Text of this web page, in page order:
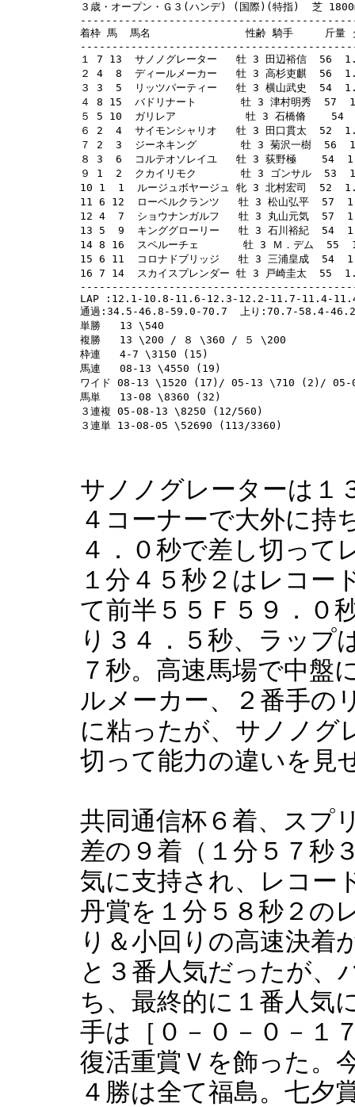
３歳・オープン・Ｇ３(ハンデ) (国際)(特指)  芝
着枠 馬  馬名               性齢 騎手     斤量
１ 7 13  サノノグレーター   牡 3 田辺裕信  56
２ 4  8  ディールメーカー   牡 3 高杉吏麒  56
３ 3  5  リッツパーティー   牡 3 横山武史  54
４ 8 15  バドリナート       牡 3 津村明秀  57
５ 5 10  ガリレア           牡 3 石橋脩    54
６ 2  4  サイモンシャリオ   牡 3 田口貫太  52
７ 2  3  ジーネキング       牡 3 菊沢一樹  56
８ 3  6  コルテオソレイユ   牡 3 荻野極    54
９ 1  2  クカイリモク       牡 3 ゴンサル  53
10 1  1  ルージュボヤージュ 牝 3 北村宏司  52
11 6 12  ローベルクランツ   牡 3 松山弘平  57
12 4  7  ショウナンガルフ   牡 3 丸山元気  57
13 5  9  キンググローリー   牡 3 石川裕紀  54
14 8 16  スペルーチェ       牡 3 Ｍ．デム  55
15 6 11  コロナドブリッジ   牡 3 三浦皇成  54
16 7 14  スカイスプレンダー 牡 3 戸崎圭太  55
LAP :12.1-10.8-11.6-12.3-12.2-11.7-11.4-
通過:34.5-46.8-59.0-70.7  上り:70.7-58.4-
単勝   13 \540
複勝   13 \200 / ８ \360 / ５ \200
枠連   4-7 \3150 (15)
馬連   08-13 \4550 (19)
ワイド 08-13 \1520 (17)/ 05-13 \710 (2)/
馬単   13-08 \8360 (32)
３連複 05-08-13 \8250 (12/560)
サノノグレーターは１
４コーナーで大外に持
４．０秒で差し切って
１分４５秒２はレコー
て前半５５Ｆ５９．０
り３４．５秒、ラップ
７秒。高速馬場で中盤
ルメーカー、２番手の
に粘ったが、サノノグ
切って能力の違いを見
共同通信杯６着、スプ
差の９着（１分５７秒
気に支持され、レコー
丹賞を１分５８秒２の
り＆小回りの高速決着
と３番人気だったが、
ち、最終的に１番人気
手は［０－０－０－１
復活重賞Ｖを飾った。
４勝は全て福島。七夕